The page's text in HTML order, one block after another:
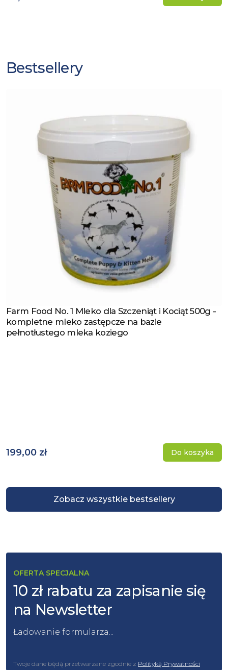
Bestsellery
Zobacz wszystkie bestsellery
Zobacz produkt
Farm Food No. 1 Mleko dla Szczeniąt i Kociąt 500g -
kompletne mleko zastępcze na bazie
pełnotłustego mleka koziego
199,00 zł Do koszyka
OFERTA SPECJALNA
10 zł rabatu za zapisanie się
na Newsletter
Ładowanie formularza...
Twoje dane będą przetwarzane zgodnie z Polityką Prywatności